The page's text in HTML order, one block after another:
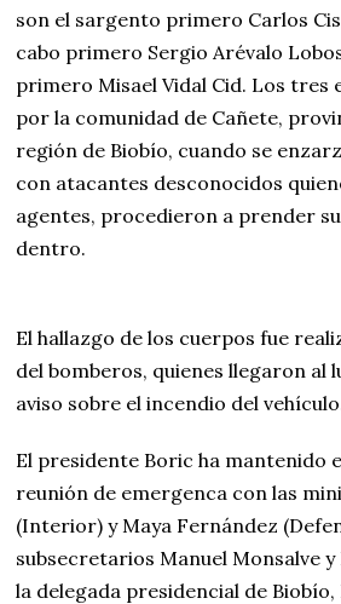
son el sargento primero Carlos
cabo primero Sergio Arévalo
primero Misael Vidal Cid. Los tres
por la comunidad de Cañete,
región de Biobío, cuando se
con atacantes desconocidos
agentes, procedieron a prender
dentro.
El hallazgo de los cuerpos fue
del bomberos, quienes llegaron al
aviso sobre el incendio del
El presidente Boric ha mantenido
reunión de emergenca con las
(Interior) y Maya Fernández
subsecretarios Manuel Monsalve
la delegada presidencial de